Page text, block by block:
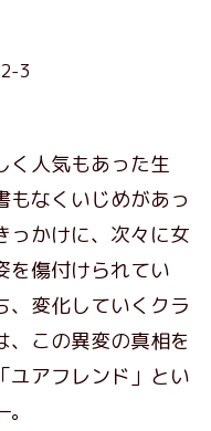
3
く人気もあった生
もなくいじめがあっ
っかけに、次々に女
を傷付けられてい
、変化していくクラ
、この異変の真相を
ユアフレンド」とい